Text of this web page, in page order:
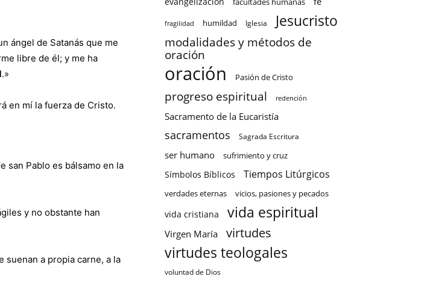
ángel de Satanás que me
libre de él; y me ha
.»
en mí la fuerza de Cristo.
san Pablo es bálsamo en la
y no obstante han
suenan a propia carne, a la
fragilidad humildad Iglesia Jesucristo
modalidades y métodos de
oración
oración Pasión de Cristo
progreso espiritual redención
Sacramento de la Eucaristía
sacramentos Sagrada Escritura
ser humano sufrimiento y cruz
Símbolos Bíblicos Tiempos Litúrgicos
verdades eternas vicios, pasiones y pecados
vida cristiana vida espiritual
Virgen María virtudes
virtudes teologales
voluntad de Dios